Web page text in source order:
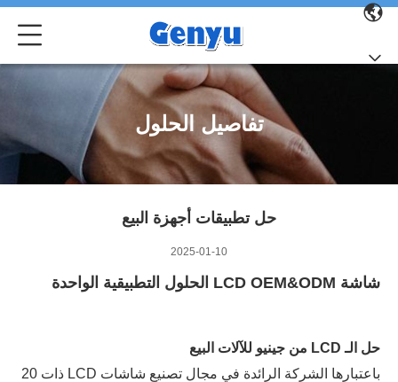
تفاصيل الحلول
حل تطبيقات أجهزة البيع
2025-01-10
شاشة LCD OEM&ODM الحلول التطبيقية الواحدة
حل الـ LCD من جينيو للآلات البيع
باعتبارها الشركة الرائدة في مجال تصنيع شاشات LCD ذات 20